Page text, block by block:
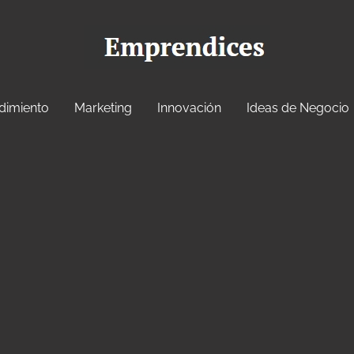
Marketing Innovación Ideas de Negocio